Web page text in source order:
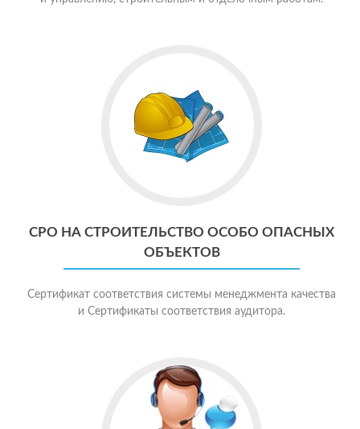
СРО НА СТРОИТЕЛЬСТВО ОСОБО ОПАСНЫХ
ОБЪЕКТОВ
Сертификат соответствия системы менеджмента качества
и Сертификаты соответствия аудитора.